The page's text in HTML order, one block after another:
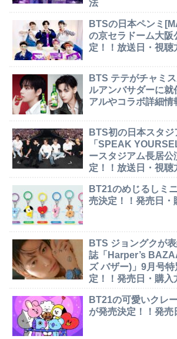
法
BTSの日本ペンミ
の京セラドーム大阪
定！！放送日・視聴
BTS テテがチャミ
ルアンバサダーに就
アルやコラボ詳細情
BTS初の日本スタジ
「SPEAK
ースタジアム長居公
定！！放送日・視聴
BT21のめじるしミ
売決定！！発売日・
BTS ジョングクが
誌「Harper’s
ズ バザー)」9月号
定！！発売日・購入
BT21の可愛いクレ
が発売決定！！発売